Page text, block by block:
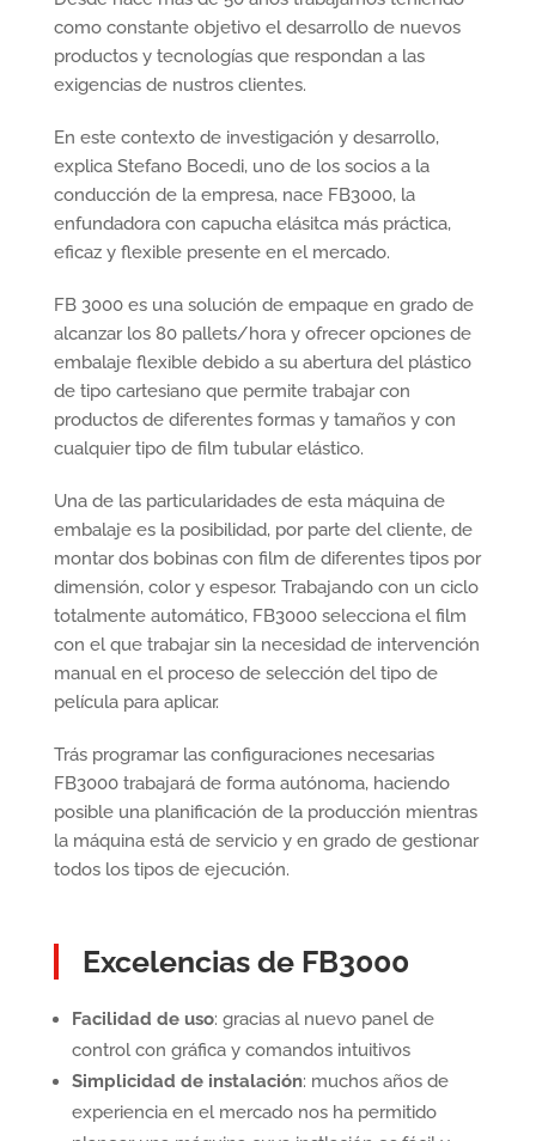
como constante objetivo el desarrollo de nuevos
productos y tecnologías que respondan a las
exigencias de nustros clientes.
En este contexto de investigación y desarrollo,
explica Stefano Bocedi, uno de los socios a la
conducción de la empresa, nace FB3000, la
enfundadora con capucha elásitca más práctica,
eficaz y flexible presente en el mercado.
FB 3000 es una solución de empaque en grado de
alcanzar los 80 pallets/hora y ofrecer opciones de
embalaje flexible debido a su abertura del plástico
de tipo cartesiano que permite trabajar con
productos de diferentes formas y tamaños y con
cualquier tipo de film tubular elástico.
Una de las particularidades de esta máquina de
embalaje es la posibilidad, por parte del cliente, de
montar dos bobinas con film de diferentes tipos por
dimensión, color y espesor. Trabajando con un ciclo
totalmente automático, FB3000 selecciona el film
con el que trabajar sin la necesidad de intervención
manual en el proceso de selección del tipo de
película para aplicar.
Trás programar las configuraciones necesarias
FB3000 trabajará de forma autónoma, haciendo
posible una planificación de la producción mientras
la máquina está de servicio y en grado de gestionar
todos los tipos de ejecución.
Excelencias de FB3000
Facilidad de uso: gracias al nuevo panel de
control con gráfica y comandos intuitivos
Simplicidad de instalación: muchos años de
experiencia en el mercado nos ha permitido